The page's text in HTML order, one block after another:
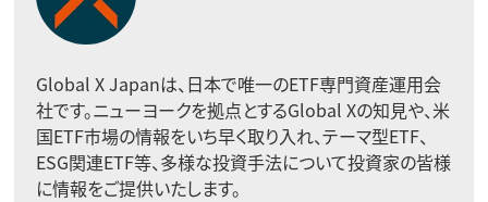
Global X Japanは、日本で唯一のETF専門資産運用会
社です。ニューヨークを拠点とするGlobal Xの知見や、米
国ETF市場の情報をいち早く取り入れ、テーマ型ETF、
ESG関連ETF等、多様な投資手法について投資家の皆様
に情報をご提供いたします。